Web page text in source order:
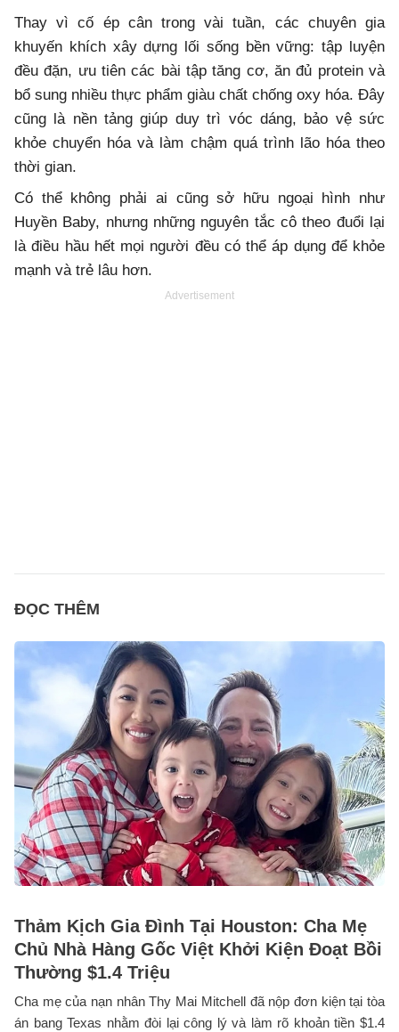
Thay vì cố ép cân trong vài tuần, các chuyên gia
khuyến khích xây dựng lối sống bền vững: tập luyện
đều đặn, ưu tiên các bài tập tăng cơ, ăn đủ protein và
bổ sung nhiều thực phẩm giàu chất chống oxy hóa. Đây
cũng là nền tảng giúp duy trì vóc dáng, bảo vệ sức
khỏe chuyển hóa và làm chậm quá trình lão hóa theo
thời gian.
Có thể không phải ai cũng sở hữu ngoại hình như
Huyền Baby, nhưng những nguyên tắc cô theo đuổi lại
là điều hầu hết mọi người đều có thể áp dụng để khỏe
mạnh và trẻ lâu hơn.
Advertisement
ĐỌC THÊM
Thảm Kịch Gia Đình Tại Houston: Cha Mẹ
Chủ Nhà Hàng Gốc Việt Khởi Kiện Đoạt Bồi
Thường $1.4 Triệu
Cha mẹ của nạn nhân Thy Mai Mitchell đã nộp đơn kiện tại tòa
án bang Texas nhằm đòi lại công lý và làm rõ khoản tiền $1.4